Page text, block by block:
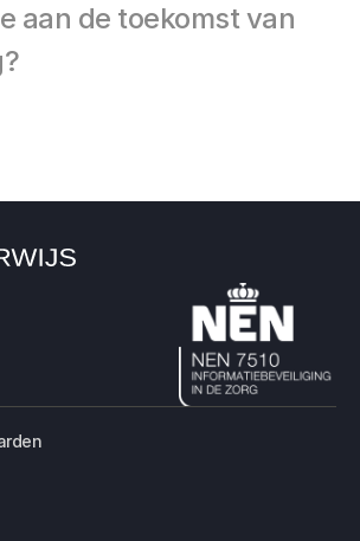
aan de toekomst van